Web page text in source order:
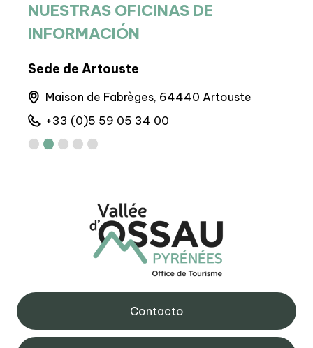
NUESTRAS OFICINAS DE
INFORMACIÓN
Sede de Artouste
Maison de Fabrèges, 64440 Artouste
+33 (0)5 59 05 34 00
Contacto